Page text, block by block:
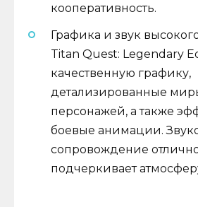
кооперативность.
Графика и звук
Titan Quest: Legendary
качественную графику,
детализированные
персонажей, а также
боевые анимации.
сопровождение
подчеркивает